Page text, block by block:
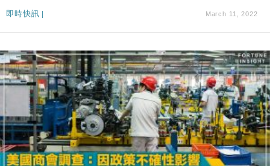
即時快訊 March 11, 2022